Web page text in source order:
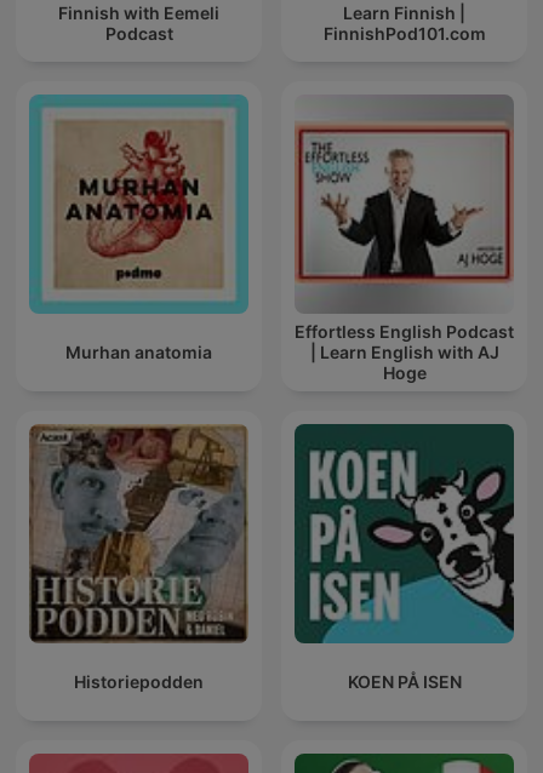
Finnish with Eemeli
Podcast
Learn Finnish |
FinnishPod101.com
Murhan anatomia
Effortless English Podcast
| Learn English with AJ
Hoge
Historiepodden KOEN PÅ ISEN